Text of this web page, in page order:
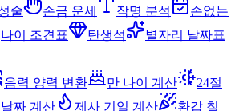
술 손금 운세 작명 분석
손없는
나이 조견표 탄생석
별자리 날짜표
음력 양력 변환 만 나이 계산
24절
날짜 계산 제사 기일 계산
환갑 칠